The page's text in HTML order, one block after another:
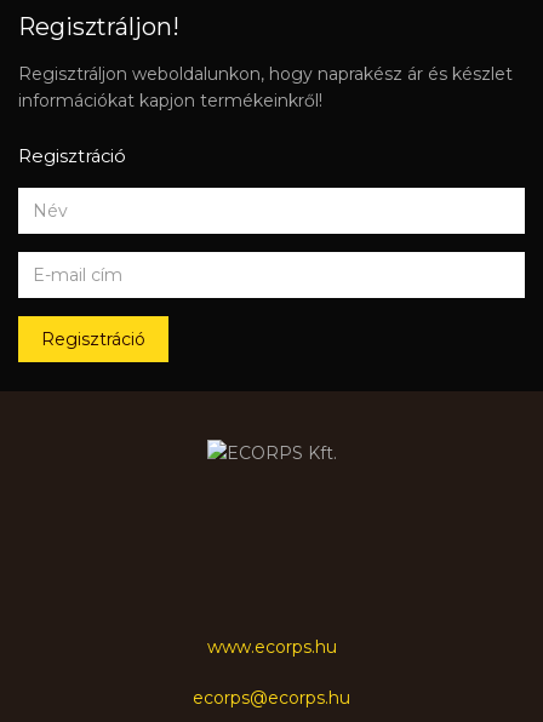
Regisztráljon!
Regisztráljon weboldalunkon, hogy naprakész ár és készlet
információkat kapjon termékeinkről!
Regisztráció
Regisztráció
www.ecorps.hu
ecorps@ecorps.hu